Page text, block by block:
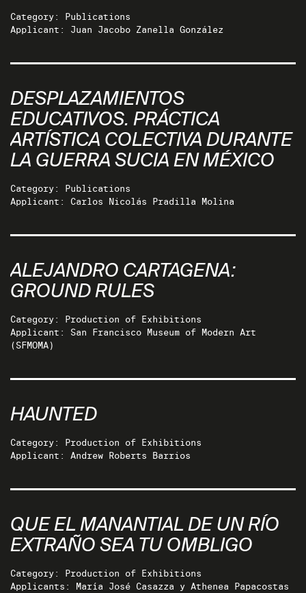
Category: Publications
Applicant: Juan Jacobo Zanella González
DESPLAZAMIENTOS
EDUCATIVOS. PRÁCTICA
ARTÍSTICA COLECTIVA DURANTE
LA GUERRA SUCIA EN MÉXICO
Category: Publications
Applicant: Carlos Nicolás Pradilla Molina
ALEJANDRO CARTAGENA:
GROUND RULES
Category: Production of Exhibitions
Applicant: San Francisco Museum of Modern Art
(SFMOMA)
HAUNTED
Category: Production of Exhibitions
Applicant: Andrew Roberts Barrios
QUE EL MANANTIAL DE UN RÍO
EXTRAÑO SEA TU OMBLIGO
Category: Production of Exhibitions
Applicants: María José Casazza y Athenea Papacostas